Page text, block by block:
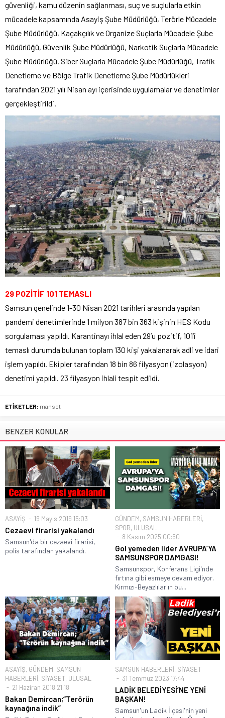
güvenliği, kamu düzenin sağlanması, suç ve suçlularla etkin
mücadele kapsamında Asayiş Şube Müdürlüğü, Terörle Mücadele
Şube Müdürlüğü, Kaçakçılık ve Organize Suçlarla Mücadele Şube
Müdürlüğü, Güvenlik Şube Müdürlüğü, Narkotik Suçlarla Mücadele
Şube Müdürlüğü, Siber Suçlarla Mücadele Şube Müdürlüğü, Trafik
Denetleme ve Bölge Trafik Denetleme Şube Müdürlükleri
tarafından 2021 yılı Nisan ayı içerisinde uygulamalar ve denetimler
gerçekleştirildi.
29 POZİTİF 101 TEMASLI
Samsun genelinde 1-30 Nisan 2021 tarihleri arasında yapılan
pandemi denetimlerinde 1 milyon 387 bin 363 kişinin HES Kodu
sorgulaması yapıldı. Karantinayı ihlal eden 29’u pozitif, 101’i
temaslı durumda bulunan toplam 130 kişi yakalanarak adli ve idari
işlem yapıldı. Ekipler tarafından 18 bin 86 filyasyon (izolasyon)
denetimi yapıldı. 23 filyasyon ihlali tespit edildi.
ETİKETLER: manset
BENZER KONULAR
ASAYİŞ 19 Mayıs 2019 15:03
Cezaevi firarisi yakalandı
Samsun'da bir cezaevi firarisi,
polis tarafından yakalandı.
GÜNDEM, SAMSUN HABERLERİ,
SPOR, ULUSAL
8 Kasım 2025 00:50
Gol yemeden lider AVRUPA’YA
SAMSUNSPOR DAMGASI!
Samsunspor, Konferans Ligi'nde
fırtına gibi esmeye devam ediyor.
Kırmızı-Beyazlılar'ın bu...
ASAYİŞ, GÜNDEM, SAMSUN
HABERLERİ, SİYASET, ULUSAL
21 Haziran 2018 21:18
Bakan Demircan;“Terörün
kaynağına indik”
SAMSUN HABERLERİ, SİYASET
31 Temmuz 2023 17:44
LADİK BELEDİYESİ’NE YENİ
BAŞKAN!
Samsun'un Ladik İlçesi'nin yeni